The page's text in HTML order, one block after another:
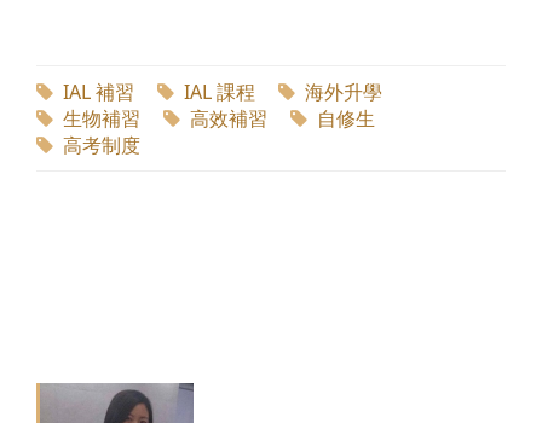
IAL 補習 IAL 課程
海外升學
生物補習
高效補習
自修生
高考制度